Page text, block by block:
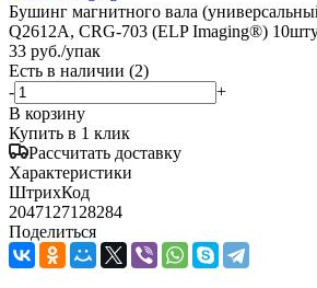
Бушинг магнитного вала
Q2612A, CRG-703 (ELP Imaging®)
33 руб./упак
Есть в наличии (2)
-
+
В корзину
Купить в 1 клик
Рассчитать доставку
Характеристики
ШтрихКод
2047127128284
Поделиться